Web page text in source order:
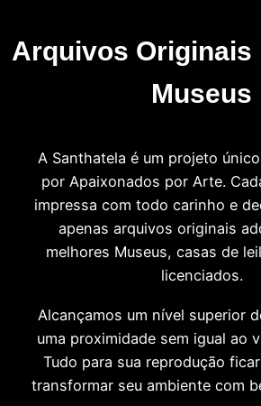
Arquivos Originais
Museus
A Santhatela é um projeto
por Apaixonados por Arte.
impressa com todo carinho e
apenas arquivos originais
melhores Museus, casas de
licenciados.
Alcançamos um nível superior
uma proximidade sem igual ao
Tudo para sua reprodução
transformar seu ambiente com